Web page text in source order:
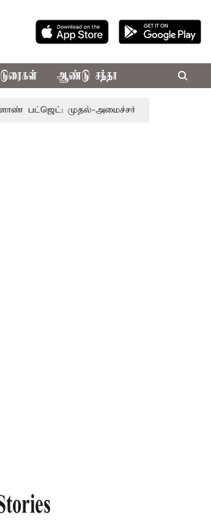
ஆண்டு சந்தா
முதல்-அமைச்சர் விஜய்